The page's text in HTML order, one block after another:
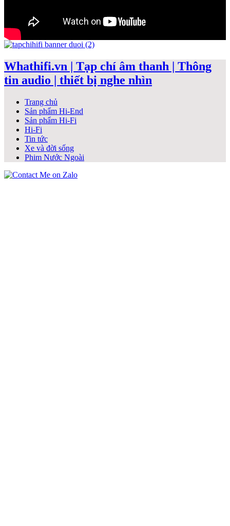
Whathifi.vn | Tạp chí âm thanh | Thông
tin audio | thiết bị nghe nhìn
Trang chủ
Sản phẩm Hi-End
Sản phẩm Hi-Fi
Hi-Fi
Tin tức
Xe và đời sống
Phim Nước Ngoài